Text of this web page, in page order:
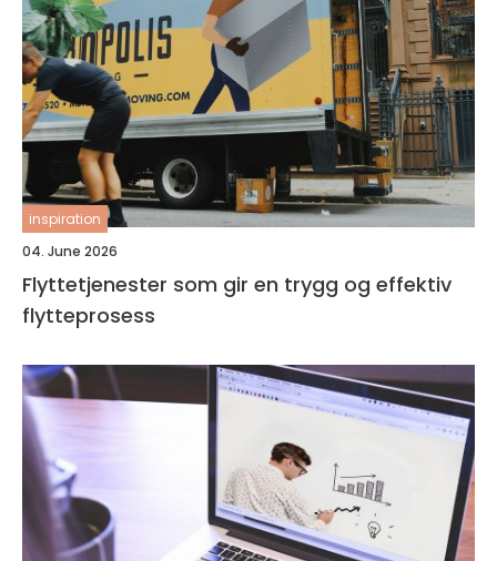
inspiration
04. June 2026
Flyttetjenester som gir en trygg og effektiv
flytteprosess